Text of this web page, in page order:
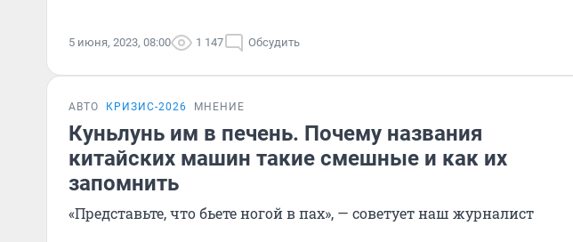
5 июня, 2023, 08:00 1 147 Обсудить
АВТО КРИЗИС-2026 МНЕНИЕ
Куньлунь им в печень. Почему названия
китайских машин такие смешные и как их
запомнить
«Представьте, что бьете ногой в пах», — советует наш журналист